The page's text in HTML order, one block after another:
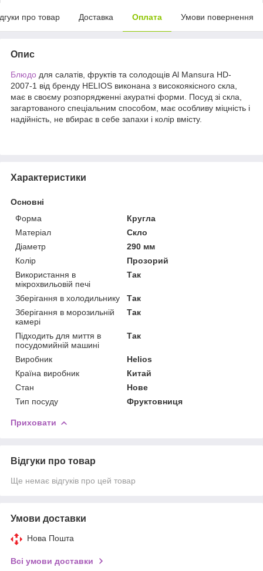
про товар Доставка Оплата Умови повернення
Опис
Блюдо для салатів, фруктів та солодощів Al Mansura HD-
2007-1 від бренду HELIOS виконана з високоякісного скла,
має в своєму розпорядженні акуратні форми. Посуд зі скла,
загартованого спеціальним способом, має особливу міцність і
надійність, не вбирає в себе запахи і колір вмісту.
Характеристики
Основні
Форма
Кругла
Матеріал
Скло
Діаметр
290 мм
Колір
Прозорий
Використання в
мікрохвильовій печі
Так
Зберігання в холодильнику
Так
Зберігання в морозильній
камері
Так
Підходить для миття в
посудомийній машині
Так
Виробник
Helios
Країна виробник
Китай
Стан
Нове
Тип посуду
Фруктовниця
Приховати
Відгуки про товар
Ще немає відгуків про цей товар
Умови доставки
Нова Пошта
Всі умови доставки